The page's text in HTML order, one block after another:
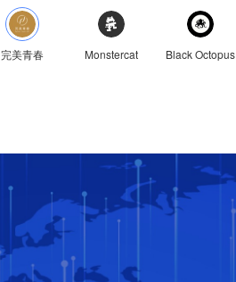
完美青春 Monstercat Black Octopus